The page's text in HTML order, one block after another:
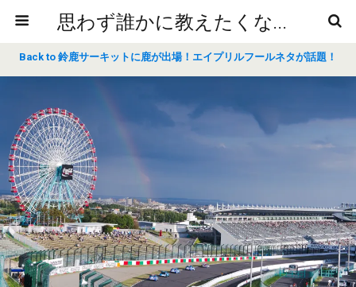
思わず誰かに教えたくなるニュースや雑学
Back to 鈴鹿サーキットに鹿が出場！エイプリルフールネタが話題！